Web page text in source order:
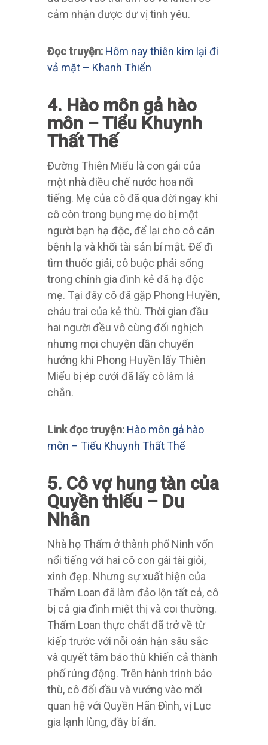
cảm nhận được dư vị tình yêu.
Đọc truyện: Hôm nay thiên kim lại đi
vả mặt – Khanh Thiển
4. Hào môn gả hào
môn – Tiểu Khuynh
Thất Thế
Đường Thiên Miểu là con gái của
một nhà điều chế nước hoa nổi
tiếng. Mẹ của cô đã qua đời ngay khi
cô còn trong bụng mẹ do bị một
người bạn hạ độc, để lại cho cô căn
bệnh lạ và khối tài sản bí mật. Để đi
tìm thuốc giải, cô buộc phải sống
trong chính gia đình kẻ đã hạ độc
mẹ. Tại đây cô đã gặp Phong Huyền,
cháu trai của kẻ thù. Thời gian đầu
hai người đều vô cùng đối nghịch
nhưng mọi chuyện dần chuyển
hướng khi Phong Huyền lấy Thiên
Miểu bị ép cưới đã lấy cô làm lá
chắn.
Link đọc truyện: Hào môn gả hào
môn – Tiểu Khuynh Thất Thế
5. Cô vợ hung tàn của
Quyền thiếu – Du
Nhân
Nhà họ Thẩm ở thành phố Ninh vốn
nổi tiếng với hai cô con gái tài giỏi,
xinh đẹp. Nhưng sự xuất hiện của
Thẩm Loan đã làm đảo lộn tất cả, cô
bị cả gia đình miệt thị và coi thường.
Thẩm Loan thực chất đã trở về từ
kiếp trước với nỗi oán hận sâu sắc
và quyết tâm báo thù khiến cả thành
phố rúng động. Trên hành trình báo
thù, cô đối đầu và vướng vào mối
quan hệ với Quyền Hãn Đình, vị Lục
gia lạnh lùng, đầy bí ẩn.